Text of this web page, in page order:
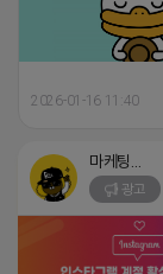
2026-01-16 11:40
광고